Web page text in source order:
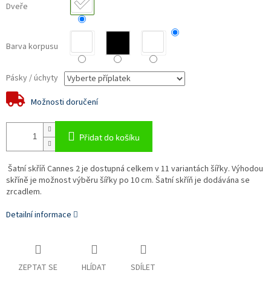
Dveře
Barva korpusu
Pásky / úchyty
Možnosti doručení
Přidat do košíku
Šatní skříň Cannes 2 je dostupná celkem v 11 variantách šířky. Výhodou
skříně je možnost výběru šířky po 10 cm. Šatní skříň je dodávána se
zrcadlem.
Detailní informace
ZEPTAT SE HLÍDAT SDÍLET